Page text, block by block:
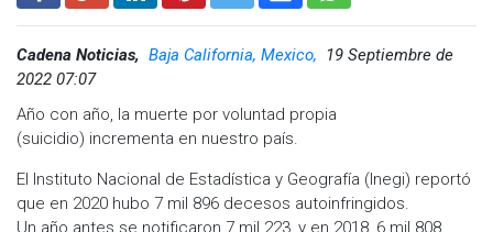
Cadena Noticias, Baja California, Mexico,
19 Septiembre de
2022 07:07
Año con año, la muerte por voluntad propia
(suicidio) incrementa en nuestro país.
El Instituto Nacional de Estadística y Geografía (Inegi) reportó
que en 2020 hubo 7 mil 896 decesos autoinfringidos.
Un año antes se notificaron 7 mil 223, y en 2018, 6 mil 808.